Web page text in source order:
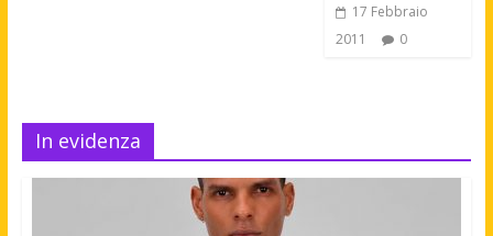
17 Febbraio
2011
0
In evidenza